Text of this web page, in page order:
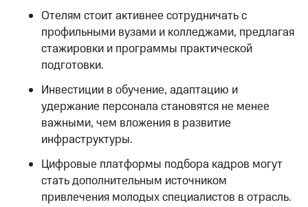
Отелям стоит активнее сотрудничать с
профильными вузами и колледжами, предлагая
стажировки и программы практической
подготовки.
Инвестиции в обучение, адаптацию и
удержание персонала становятся не менее
важными, чем вложения в развитие
инфраструктуры.
Цифровые платформы подбора кадров могут
стать дополнительным источником
привлечения молодых специалистов в отрасль.